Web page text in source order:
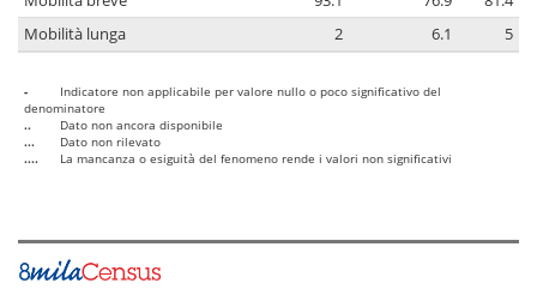
Mobilità lunga
2 6.1 5
-
Indicatore non applicabile per valore nullo o poco significativo del
denominatore
..
Dato non ancora disponibile
...
Dato non rilevato
....
La mancanza o esiguità del fenomeno rende i valori non significativi